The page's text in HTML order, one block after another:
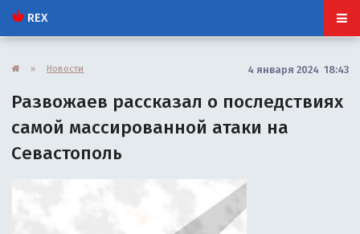
REX
» Новости 4 января 2024 18:43
Развожаев рассказал о последствиях
самой массированной атаки на
Севастополь